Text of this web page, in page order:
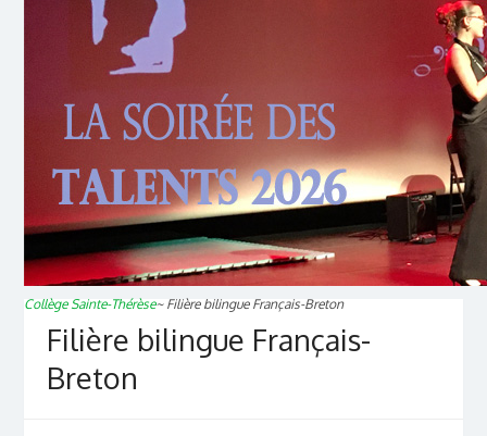
Collège Sainte-Thérèse~ Filière bilingue Français-Breton
Filière bilingue Français-
Breton